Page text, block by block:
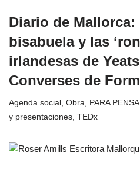
Diario de
bisabuela y las
irlandesas de
Converses de
Agenda social , Obra, PARA
y presentaciones, TEDx